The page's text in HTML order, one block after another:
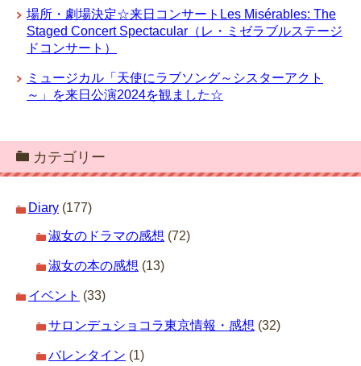
場所・劇場決定☆来日コンサートLes Misérables: The
Staged Concert Spectacular（レ・ミゼラブルステージ
ドコンサート）
ミュージカル「天使にラブソング～シスターアクト
～」を来日公演2024を観ました☆
カテゴリー
Diary (177)
淑女のドラマの感想 (72)
淑女の本の感想 (13)
イベント (33)
サロンデュショコラ東京情報・感想 (32)
バレンタイン (1)